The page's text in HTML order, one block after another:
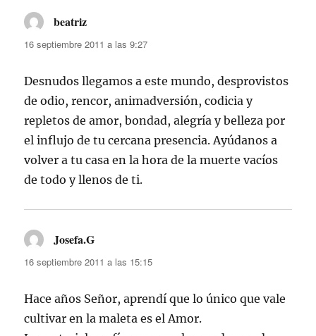
beatriz
16 septiembre 2011 a las 9:27
Desnudos llegamos a este mundo, desprovistos
de odio, rencor, animadversión, codicia y
repletos de amor, bondad, alegría y belleza por
el influjo de tu cercana presencia. Ayúdanos a
volver a tu casa en la hora de la muerte vacíos
de todo y llenos de ti.
Josefa.G
16 septiembre 2011 a las 15:15
Hace años Señor, aprendí que lo único que vale
cultivar en la maleta es el Amor.